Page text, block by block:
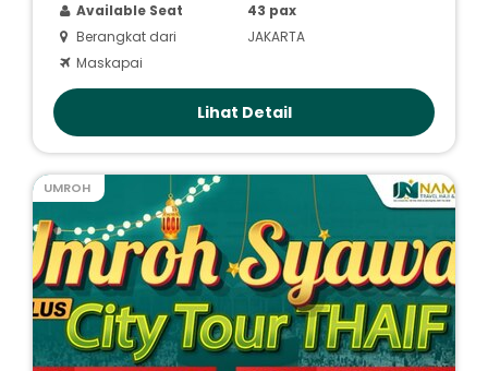
Available Seat
43 pax
Berangkat dari
JAKARTA
Maskapai
Lihat Detail
UMROH